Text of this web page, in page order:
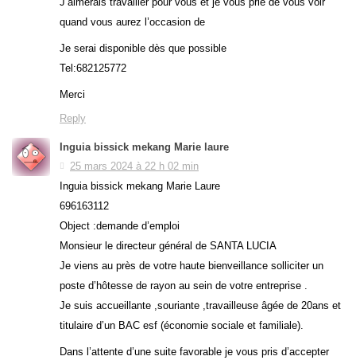
quand vous aurez l’occasion de
Je serai disponible dès que possible
Tel:682125772
Merci
Reply
Inguia bissick mekang Marie laure
25 mars 2024 à 22 h 02 min
Inguia bissick mekang Marie Laure
696163112
Object :demande d’emploi
Monsieur le directeur général de SANTA LUCIA
Je viens au près de votre haute bienveillance solliciter un
poste d’hôtesse de rayon au sein de votre entreprise .
Je suis accueillante ,souriante ,travailleuse âgée de 20ans et
titulaire d’un BAC esf (économie sociale et familiale).
Dans l’attente d’une suite favorable je vous pris d’accepter